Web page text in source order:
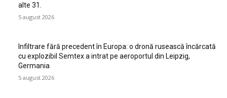
alte 31.
5 august 2026
Infiltrare fără precedent în Europa: o dronă rusească încărcată
cu explozibil Semtex a intrat pe aeroportul din Leipzig,
Germania
5 august 2026